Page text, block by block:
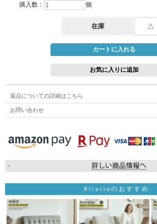
購入数： 個
在庫 △
返品についての詳細はこちら
お問い合わせ
Kirarioのおすすめ